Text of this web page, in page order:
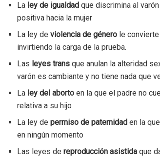
La ley de igualdad que discrimina al
positiva hacia la mujer
La ley deviolencia de género le
invirtiendo la carga de la prueba.
Las leyes trans que anulan la alteridad
varón es cambiante y no tiene nada que
La ley del aborto en la que el padre no
relativa a su hijo
La ley depermiso de paternidad en la
en ningún momento
Las leyes dereproducción asistida que